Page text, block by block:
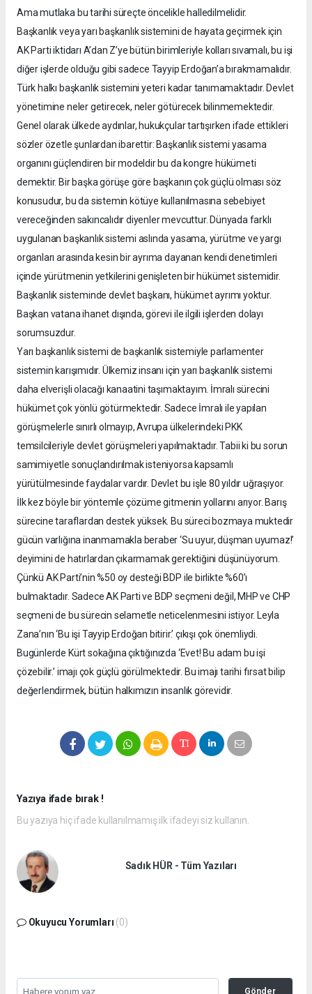
Ama mutlaka bu tarihi süreçte öncelikle halledilmelidir.
Başkanlık veya yarı başkanlık sistemini de hayata geçirmek için
AK Parti iktidarı A’dan Z’ye bütün birimleriyle kolları sıvamalı, bu işi
diğer işlerde olduğu gibi sadece Tayyip Erdoğan’a bırakmamalıdır.
Türk halkı başkanlık sistemini yeteri kadar tanımamaktadır. Devlet
yönetimine neler getirecek, neler götürecek bilinmemektedir.
Genel olarak ülkede aydınlar, hukukçular tartışırken ifade ettikleri
sözler özetle şunlardan ibarettir: Başkanlık sistemi yasama
organını güçlendiren bir modeldir bu da kongre hükümeti
demektir. Bir başka görüşe göre başkanın çok güçlü olması söz
konusudur, bu da sistemin kötüye kullanılmasına sebebiyet
vereceğinden sakıncalıdır diyenler mevcuttur. Dünyada farklı
uygulanan başkanlık sistemi aslında yasama, yürütme ve yargı
organları arasında kesin bir ayrıma dayanan kendi denetimleri
içinde yürütmenin yetkilerini genişleten bir hükümet sistemidir.
Başkanlık sisteminde devlet başkanı, hükümet ayrımı yoktur.
Başkan vatana ihanet dışında, görevi ile ilgili işlerden dolayı
sorumsuzdur.
Yarı başkanlık sistemi de başkanlık sistemiyle parlamenter
sistemin karışımıdır. Ülkemiz insanı için yarı başkanlık sistemi
daha elverişli olacağı kanaatini taşımaktayım. İmralı sürecini
hükümet çok yönlü götürmektedir. Sadece İmralı ile yapılan
görüşmelerle sınırlı olmayıp, Avrupa ülkelerindeki PKK
temsilcileriyle devlet görüşmeleri yapılmaktadır. Tabii ki bu sorun
samimiyetle sonuçlandırılmak isteniyorsa kapsamlı
yürütülmesinde faydalar vardır. Devlet bu işle 80 yıldır uğraşıyor.
İlk kez böyle bir yöntemle çözüme gitmenin yollarını arıyor. Barış
sürecine taraflardan destek yüksek. Bu süreci bozmaya muktedir
gücün varlığına inanmamakla beraber ‘Su uyur, düşman uyumaz!’
deyimini de hatırlardan çıkarmamak gerektiğini düşünüyorum.
Çünkü AK Parti’nin %50 oy desteği BDP ile birlikte %60’ı
bulmaktadır. Sadece AK Parti ve BDP seçmeni değil, MHP ve CHP
seçmeni de bu sürecin selametle neticelenmesini istiyor. Leyla
Zana’nın ‘Bu işi Tayyip Erdoğan bitirir.’ çıkışı çok önemliydi.
Bugünlerde Kürt sokağına çıktığınızda ‘Evet! Bu adam bu işi
çözebilir.’ imajı çok güçlü görülmektedir. Bu imajı tarihi fırsat bilip
değerlendirmek, bütün halkımızın insanlık görevidir.
Yazıya ifade bırak !
Bu yazıya hiç ifade kullanılmamış ilk ifadeyi siz kullanın.
Sadık HÜR - Tüm Yazıları
Okuyucu Yorumları (0)
Gönder